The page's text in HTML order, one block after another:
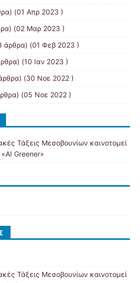
(01 Απρ 2023 )
(02 Μαρ 2023 )
άρθρα) (01 Φεβ 2023 )
(10 Ιαν 2023 )
(30 Νοε 2022 )
(05 Νοε 2022 )
Τάξεις Μεσοβουνίων καινοτομεί
Greener»
Τάξεις Μεσοβουνίων καινοτομεί